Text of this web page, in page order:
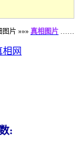
片 »»» 真相图片 ……
: